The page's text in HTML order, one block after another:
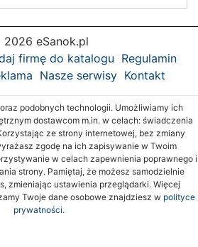
eSanok.pl
firmę do katalogu Regulamin
Nasze serwisy Kontakt
podobnych technologii. Umożliwiamy ich
dostawcom m.in. w celach: świadczenia
ze strony internetowej, bez zmiany
zgodę na ich zapisywanie w Twoim
w celach zapewnienia poprawnego i
strony. Pamiętaj, że możesz samodzielnie
zmieniając ustawienia przeglądarki. Więcej
Twoje dane osobowe znajdziesz w polityce
prywatności.